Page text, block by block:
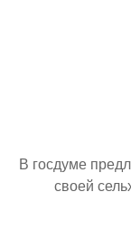
В госдуме
своей